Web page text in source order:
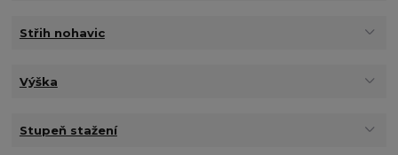
Střih nohavic
Výška
Stupeň stažení